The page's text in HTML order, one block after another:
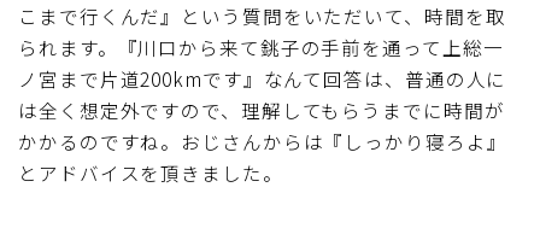
こまで行くんだ』という質問をいただいて、時間を取
られます。『川口から来て銚子の手前を通って上総一
ノ宮まで片道200kmです』なんて回答は、普通の人に
は全く想定外ですので、理解してもらうまでに時間が
かかるのですね。おじさんからは『しっかり寝ろよ』
とアドバイスを頂きました。